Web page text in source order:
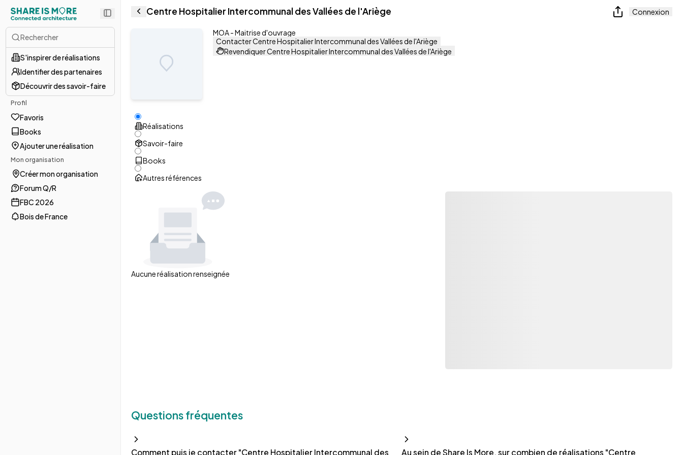
Rechercher
S'inspirer de réalisations
Identifier des partenaires
Découvrir des savoir-faire
Profil
Favoris
Books
Ajouter une réalisation
Mon organisation
Créer mon organisation
Forum Q/R
FBC 2026
Bois de France
Centre Hospitalier Intercommunal des Vallées de l'Ariège Connexion
MOA - Maitrise d'ouvrage
Contacter Centre Hospitalier Intercommunal des Vallées de l'Ariège
Revendiquer Centre Hospitalier Intercommunal des Vallées de l'Ariège
Réalisations
Savoir-faire
Books
Autres références
Aucune réalisation renseignée
Questions fréquentes
Comment puis je contacter "Centre Hospitalier Intercommunal des Au sein de Share Is More, sur combien de réalisations "Centre